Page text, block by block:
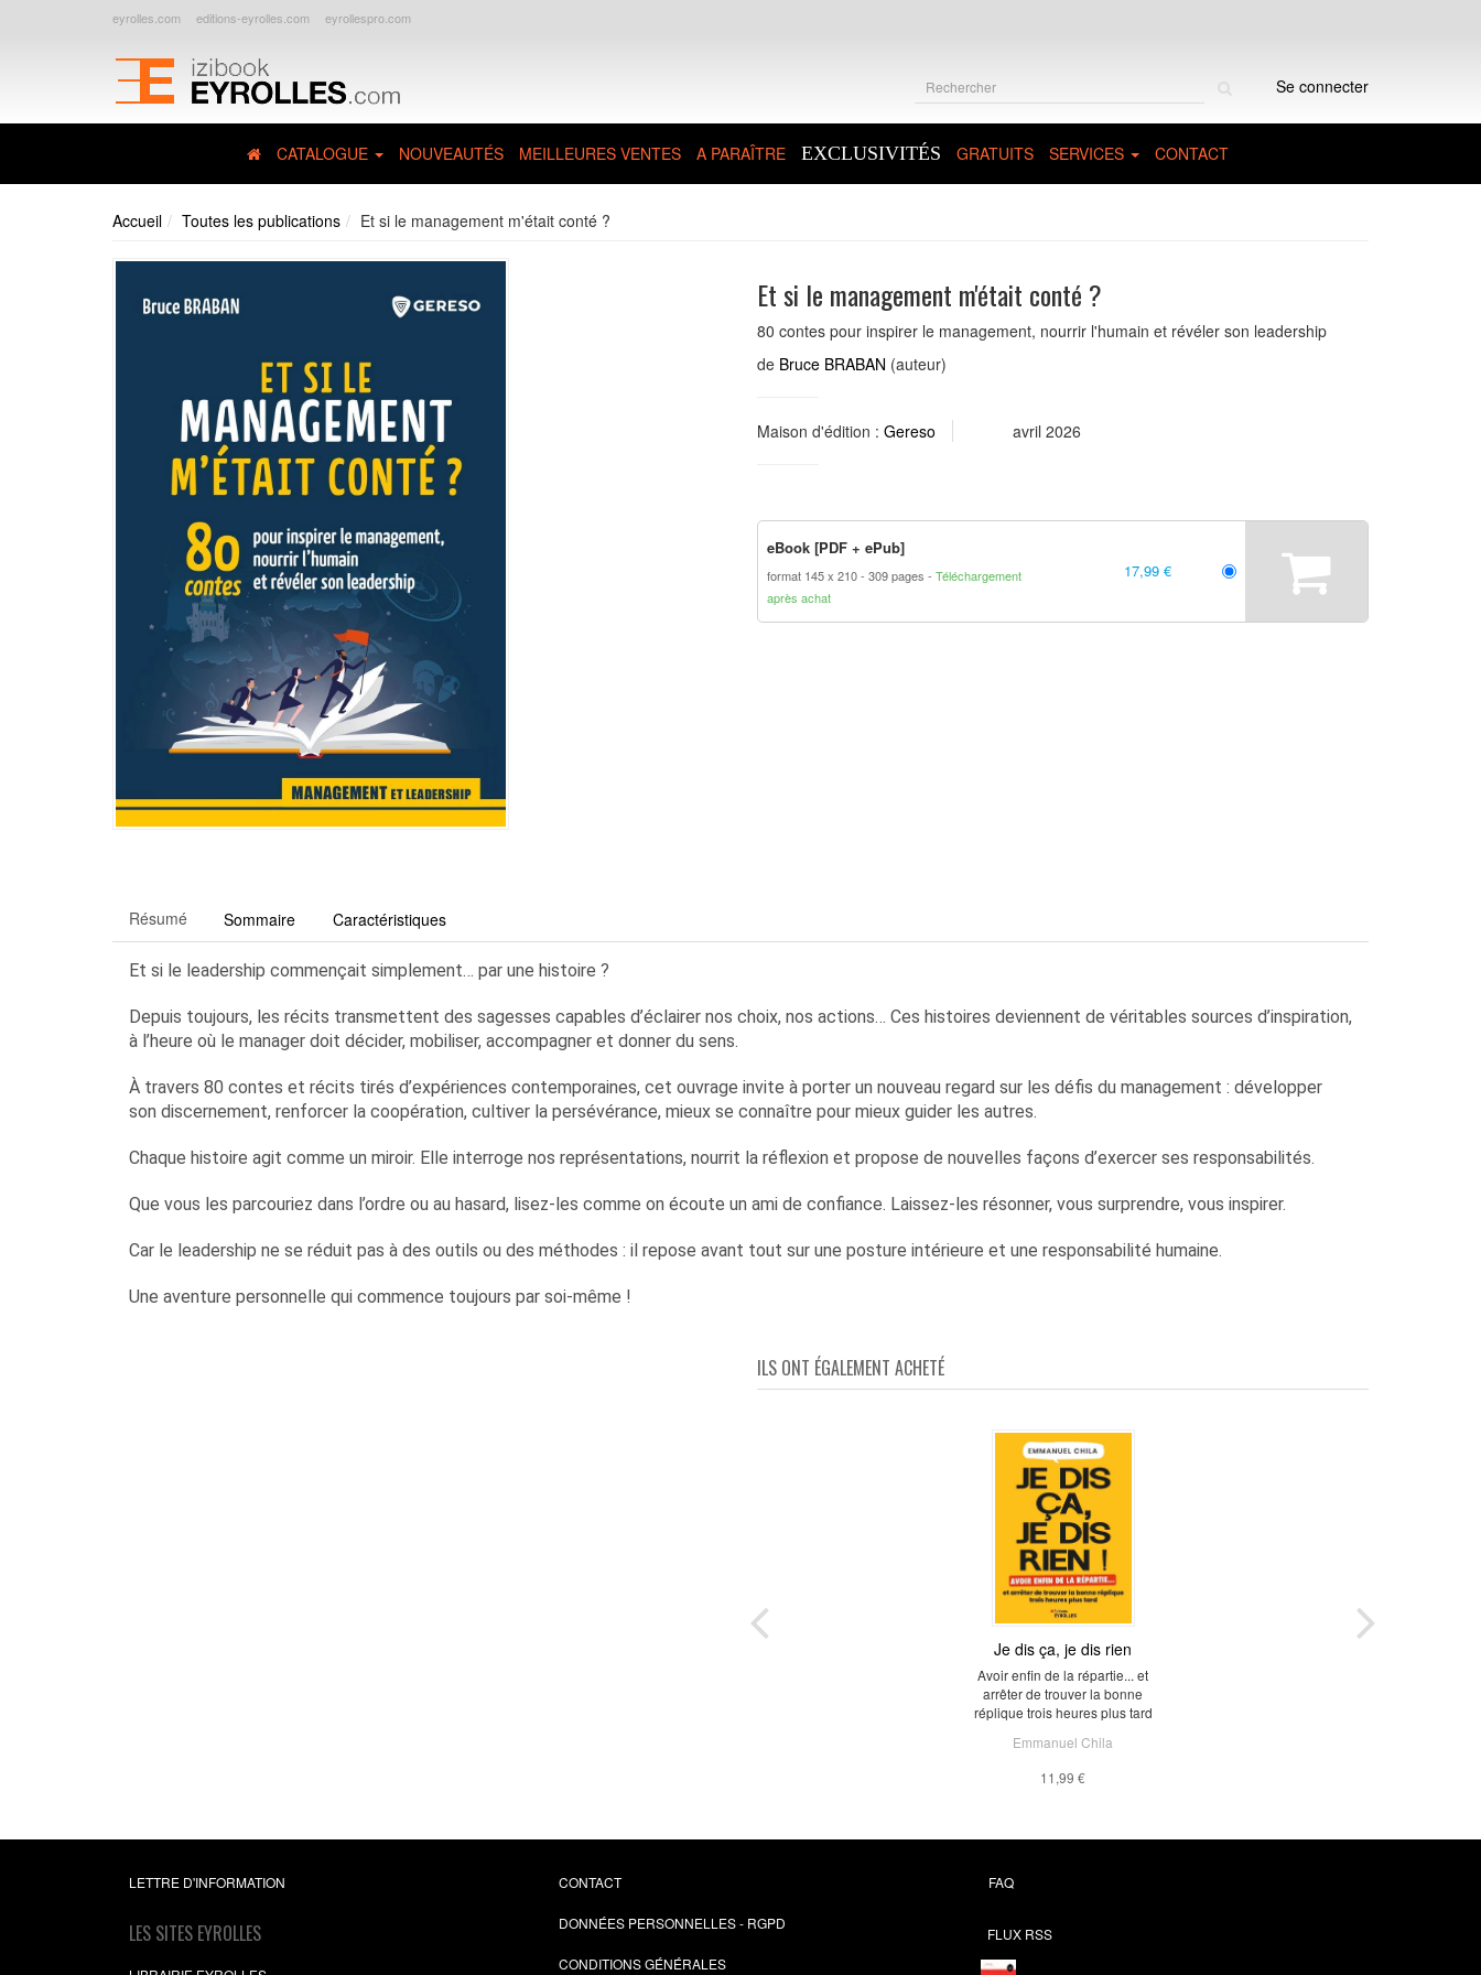
eyrolles.com editions-eyrolles.com eyrollespro.com
Se connecter
CATALOGUE NOUVEAUTÉS MEILLEURES VENTES A PARAÎTRE EXCLUSIVITÉS GRATUITS SERVICES CONTACT
Accueil Toutes les publications Et si le management m'était conté ?
Et si le management m'était conté ?
80 contes pour inspirer le management, nourrir l'humain et révéler son leadership
de Bruce BRABAN (auteur)
Maison d'édition : Gereso avril 2026
eBook [PDF + ePub]
format 145 x 210 309 pages
Téléchargement
après achat
17,99 €
Résumé Sommaire Caractéristiques
Et si le leadership commençait simplement… par une histoire ?
Depuis toujours, les récits transmettent des sagesses capables d’éclairer nos choix, nos actions… Ces histoires deviennent de véritables sources d’inspiration,
à l’heure où le manager doit décider, mobiliser, accompagner et donner du sens.
À travers 80 contes et récits tirés d’expériences contemporaines, cet ouvrage invite à porter un nouveau regard sur les défis du management : développer
son discernement, renforcer la coopération, cultiver la persévérance, mieux se connaître pour mieux guider les autres.
Chaque histoire agit comme un miroir. Elle interroge nos représentations, nourrit la réflexion et propose de nouvelles façons d’exercer ses responsabilités.
Que vous les parcouriez dans l’ordre ou au hasard, lisez-les comme on écoute un ami de confiance. Laissez-les résonner, vous surprendre, vous inspirer.
Car le leadership ne se réduit pas à des outils ou des méthodes : il repose avant tout sur une posture intérieure et une responsabilité humaine.
Une aventure personnelle qui commence toujours par soi-même !
ILS ONT ÉGALEMENT ACHETÉ
Je dis ça, je dis rien
Avoir enfin de la répartie... et
arrêter de trouver la bonne
réplique trois heures plus tard
Emmanuel Chila
11,99 €
LETTRE D'INFORMATION
LES SITES EYROLLES
CONTACT
DONNÉES PERSONNELLES - RGPD
CONDITIONS GÉNÉRALES
FAQ
FLUX RSS